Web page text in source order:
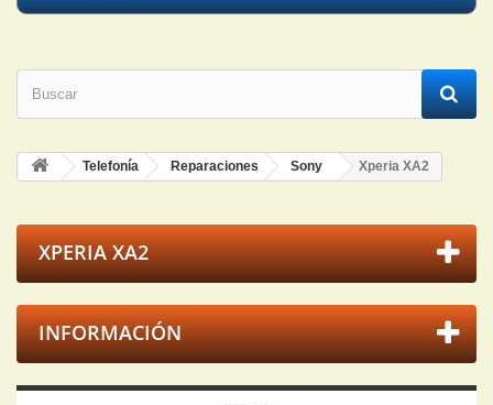
Telefonía Reparaciones Sony Xperia XA2
XPERIA XA2
INFORMACIÓN